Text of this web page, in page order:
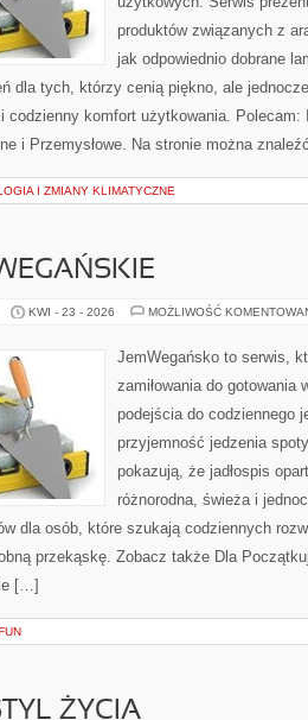
produktów związanych z
jak odpowiednio dobrane
dla tych, którzy cenią piękno, ale
codzienny komfort użytkowania. Polecam:
i Przemysłowe. Na stronie można
I ZMIANY KLIMATYCZNE
KWI - 23 - 2026 MOŻLIWOŚĆ
JemWegańsko to serwis,
zamiłowania do gotowania
podejścia do codziennego
przyjemność jedzenia
pokazują, że jadłospis
różnorodna, świeża i
dla osób, które szukają codziennych
przekąskę. Zobacz także Dla
[…]
ŻYCIA